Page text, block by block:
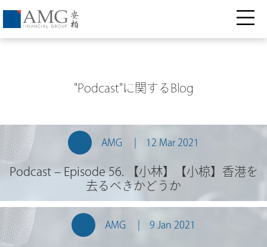
"Podcast"に関するBlog
AMG 12 Mar 2021
Podcast – Episode 56. 【小林】【小椋】香港を
去るべきかどうか
AMG 9 Jan 2021